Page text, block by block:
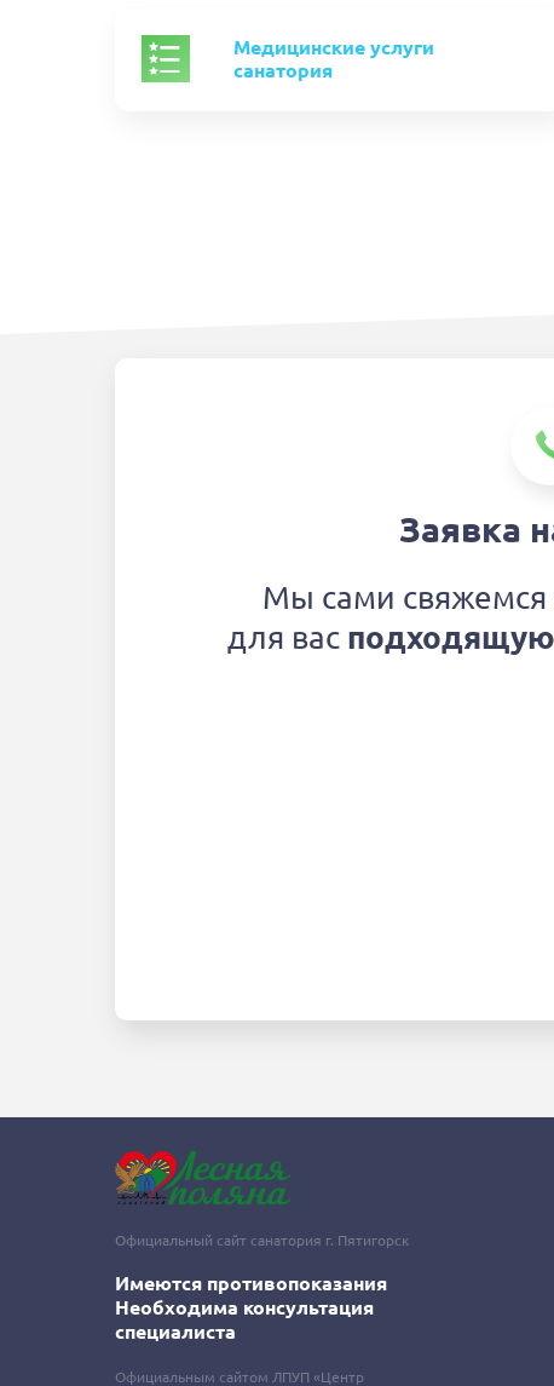
Медицинские услуги
санатория
Заявка
Мы сами свяжемся
для вас подходящую
Официальный сайт санатория г. Пятигорск
Имеются противопоказания
Необходима консультация
специалиста
Официальным сайтом ЛПУП «Центр